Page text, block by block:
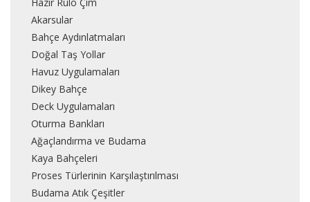
Akarsular
Bahçe Aydınlatmaları
Doğal Taş Yollar
Havuz Uygulamaları
Dikey Bahçe
Deck Uygulamaları
Oturma Bankları
Ağaçlandırma ve Budama
Kaya Bahçeleri
Proses Türlerinin Karşılaştırılması
Budama Atık Çeşitler